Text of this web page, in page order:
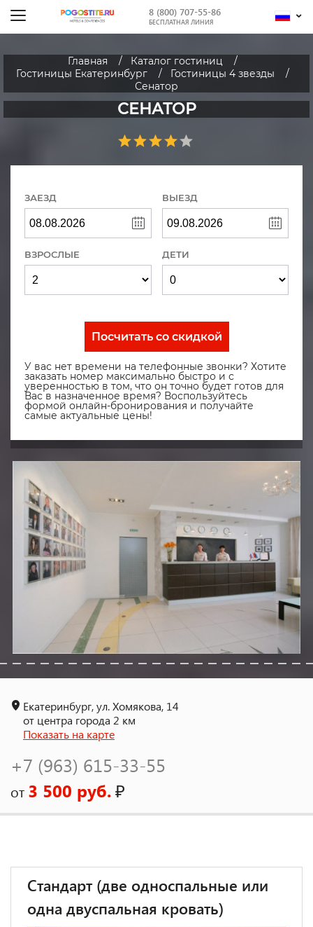
8 (800) 707-55-86
БЕСПЛАТНАЯ ЛИНИЯ
Главная
Каталог гостиниц
Гостиницы Екатеринбург
Гостиницы 4 звезды
Сенатор
СЕНАТОР
ЗАЕЗД ВЫЕЗД
ВЗРОСЛЫЕ ДЕТИ
Посчитать со скидкой
У вас нет времени на телефонные звонки? Хотите
заказать номер максимально быстро и с
уверенностью в том, что он точно будет готов для
Вас в назначенное время? Воспользуйтесь
формой онлайн-бронирования и получайте
самые актуальные цены!
Екатеринбург, ул. Хомякова, 14
от центра города 2 км
Показать на карте
+7 (963) 615-33-55
от 3 500 руб.₽
Стандарт (две односпальные или
одна двуспальная кровать)